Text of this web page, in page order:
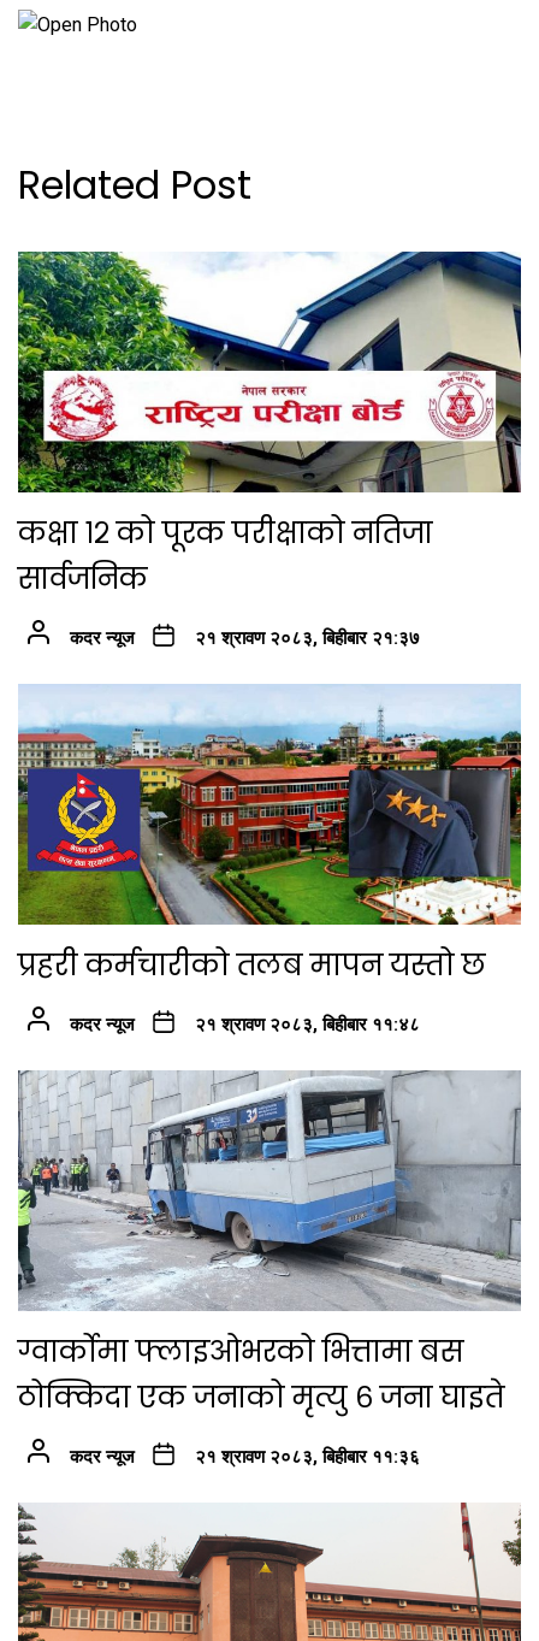
Related Post
कक्षा १२ को पूरक परीक्षाको नतिजा
सार्वजनिक
कदर न्यूज २१ श्रावण २०८३, बिहीबार २१:३७
प्रहरी कर्मचारीको तलब मापन यस्तो छ
कदर न्यूज २१ श्रावण २०८३, बिहीबार ११:४८
ग्वार्कोमा फ्लाइओभरको भित्तामा बस
ठोक्किदा एक जनाको मृत्यु ६ जना घाइते
कदर न्यूज २१ श्रावण २०८३, बिहीबार ११:३६